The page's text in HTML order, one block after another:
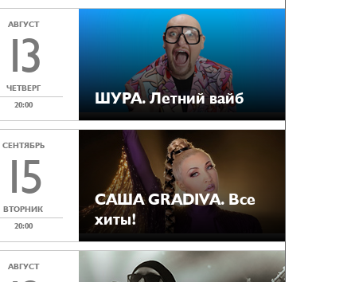
АВГУСТ
13
ЧЕТВЕРГ
20:00
ШУРА. Летний вайб
СЕНТЯБРЬ
15
ВТОРНИК
20:00
САША GRADIVA. Все
хиты!
АВГУСТ